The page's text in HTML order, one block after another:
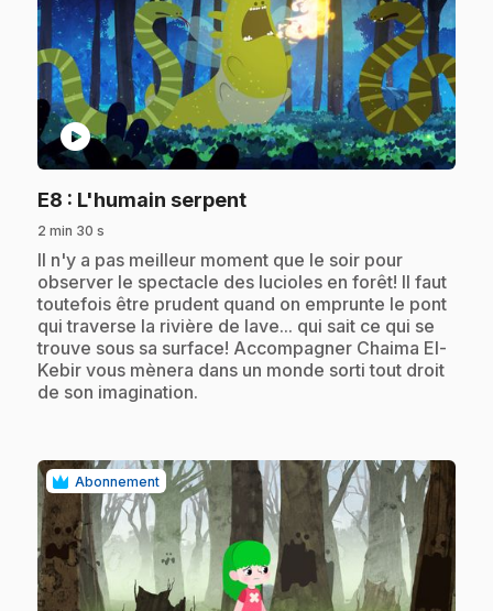
play_circle
E8 : L'humain serpent.
2 min 30 s
.Il n'y a pas meilleur moment que le soir pour
observer le spectacle des lucioles en forêt! Il faut
toutefois être prudent quand on emprunte le pont
qui traverse la rivière de lave... qui sait ce qui se
trouve sous sa surface! Accompagner Chaima El-
Kebir vous mènera dans un monde sorti tout droit
de son imagination.
Abonnement